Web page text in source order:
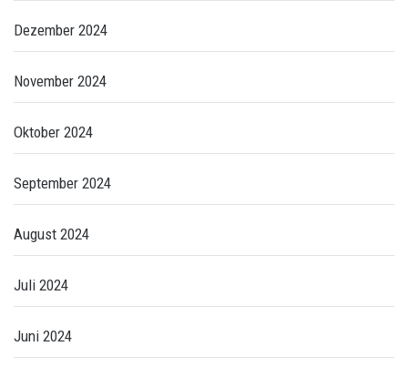
Dezember 2024
November 2024
Oktober 2024
September 2024
August 2024
Juli 2024
Juni 2024